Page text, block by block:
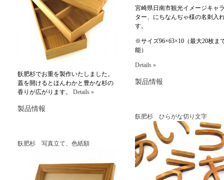
宮崎県日南市観光イメージキャ
ター、にちなんぢゃ様の名刺入
す。
※サイズ96×63×10（最大20枚ま
能）
Details »
製品情報
飫肥杉でお重を製作いたしました。
蓋を開けるとほんわかと豊かな杉の
香りが広がります。 Details »
製品情報
飫肥杉 ひらがな切り文字
飫肥杉 写真立て、色紙額